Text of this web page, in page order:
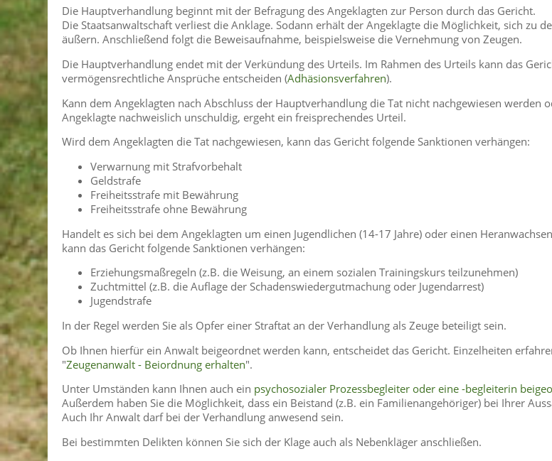
Die Hauptverhandlung beginnt mit der Befragung des Angeklagten zur Person durch das Gericht.
Die Staatsanwaltschaft verliest die Anklage. Sodann erhält der Angeklagte die Möglichkeit, sich zu
äußern. Anschließend folgt die Beweisaufnahme, beispielsweise die Vernehmung von Zeugen.
Die Hauptverhandlung endet mit der Verkündung des Urteils. Im Rahmen des Urteils kann das
vermögensrechtliche Ansprüche entscheiden (Adhäsionsverfahren).
Kann dem Angeklagten nach Abschluss der Hauptverhandlung die Tat nicht nachgewiesen werden
Angeklagte nachweislich unschuldig, ergeht ein freisprechendes Urteil.
Wird dem Angeklagten die Tat nachgewiesen, kann das Gericht folgende Sanktionen verhängen:
Verwarnung mit Strafvorbehalt
Geldstrafe
Freiheitsstrafe mit Bewährung
Freiheitsstrafe ohne Bewährung
Handelt es sich bei dem Angeklagten um einen Jugendlichen (14-17 Jahre) oder einen
kann das Gericht folgende Sanktionen verhängen:
Erziehungsmaßregeln (z.B. die Weisung, an einem sozialen Trainingskurs teilzunehmen)
Zuchtmittel (z.B. die Auflage der Schadenswiedergutmachung oder Jugendarrest)
Jugendstrafe
In der Regel werden Sie als Opfer einer Straftat an der Verhandlung als Zeuge beteiligt sein.
Ob Ihnen hierfür ein Anwalt beigeordnet werden kann, entscheidet das Gericht. Einzelheiten
"Zeugenanwalt - Beiordnung erhalten".
Unter Umständen kann Ihnen auch ein psychosozialer Prozessbegleiter oder eine -begleiterin
Außerdem haben Sie die Möglichkeit, dass ein Beistand (z.B. ein Familienangehöriger) bei Ihrer
Auch Ihr Anwalt darf bei der Verhandlung anwesend sein.
Bei bestimmten Delikten können Sie sich der Klage auch als Nebenkläger anschließen.